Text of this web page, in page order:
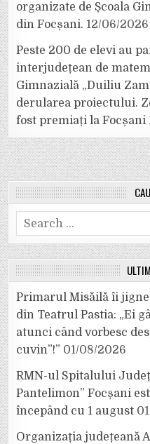
organizate de Școala
din Focșani. 12/06/2026
Peste 200 de elevi au
interjudețean de
Gimnazială „Duiliu
derularea proiectului.
fost premiați la Focșani
Search
for:
Primarul Misăilă îi
din Teatrul Pastia: „Ei
atunci când vorbesc
cuvin”!” 01/08/2026
RMN-ul Spitalului
Pantelimon” Focșani
începând cu 1 august
Organizația județeană